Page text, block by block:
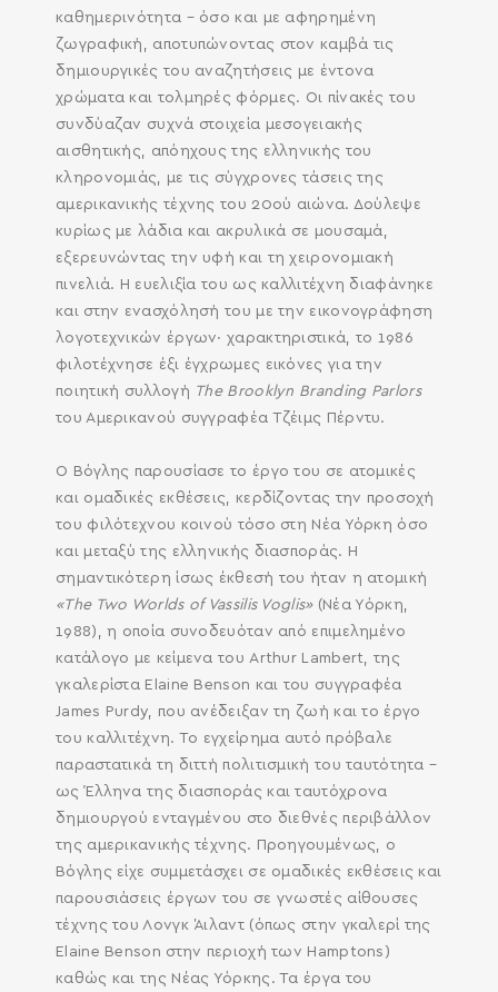
SEARCH AND PRESS ENTER
καθημερινότητα – όσο και με αφηρημένη
ζωγραφική, αποτυπώνοντας στον καμβά τις
δημιουργικές του αναζητήσεις με έντονα
χρώματα και τολμηρές φόρμες. Οι πίνακές του
συνδύαζαν συχνά στοιχεία μεσογειακής
αισθητικής, απόηχους της ελληνικής του
κληρονομιάς, με τις σύγχρονες τάσεις της
αμερικανικής τέχνης του 20ού αιώνα. Δούλεψε
κυρίως με λάδια και ακρυλικά σε μουσαμά,
εξερευνώντας την υφή και τη χειρονομιακή
πινελιά. Η ευελιξία του ως καλλιτέχνη διαφάνηκε
και στην ενασχόλησή του με την εικονογράφηση
λογοτεχνικών έργων· χαρακτηριστικά, το 1986
φιλοτέχνησε έξι έγχρωμες εικόνες για την
ποιητική συλλογή The Brooklyn Branding Parlors
του Αμερικανού συγγραφέα Τζέιμς Πέρντυ.
Ο Βόγλης παρουσίασε το έργο του σε ατομικές
και ομαδικές εκθέσεις, κερδίζοντας την προσοχή
του φιλότεχνου κοινού τόσο στη Νέα Υόρκη όσο
και μεταξύ της ελληνικής διασποράς. Η
σημαντικότερη ίσως έκθεσή του ήταν η ατομική
«The Two Worlds of Vassilis Voglis»(Νέα Υόρκη,
1988), η οποία συνοδευόταν από επιμελημένο
κατάλογο με κείμενα του Arthur Lambert, της
γκαλερίστα Elaine Benson και του συγγραφέα
James Purdy, που ανέδειξαν τη ζωή και το έργο
του καλλιτέχνη. Το εγχείρημα αυτό πρόβαλε
παραστατικά τη διττή πολιτισμική του ταυτότητα –
ως Έλληνα της διασποράς και ταυτόχρονα
δημιουργού ενταγμένου στο διεθνές περιβάλλον
της αμερικανικής τέχνης. Προηγουμένως, ο
Βόγλης είχε συμμετάσχει σε ομαδικές εκθέσεις και
παρουσιάσεις έργων του σε γνωστές αίθουσες
τέχνης του Λονγκ Άιλαντ (όπως στην γκαλερί της
Elaine Benson στην περιοχή των Hamptons)
καθώς και της Νέας Υόρκης. Τα έργα του